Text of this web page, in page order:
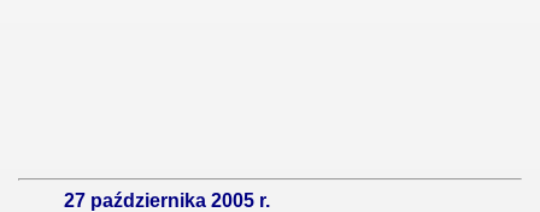
27 października 2005 r.